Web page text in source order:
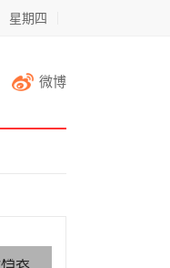
星期四
微博